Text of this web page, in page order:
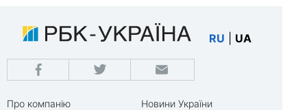
RU UA
Про компанію
Новини України